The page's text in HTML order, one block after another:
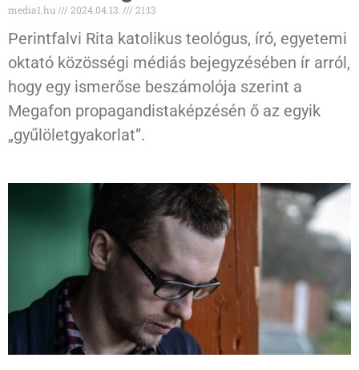
media1.hu 2024.04.13. 21:13
Perintfalvi Rita katolikus teológus, író, egyetemi
oktató közösségi médiás bejegyzésében ír arról,
hogy egy ismerőse beszámolója szerint a
Megafon propagandistaképzésén ő az egyik
„gyűlöletgyakorlat”.